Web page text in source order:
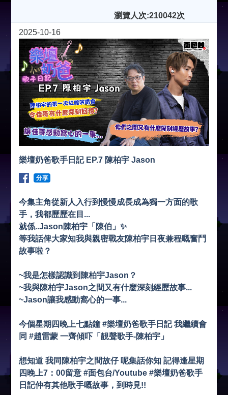
瀏覽人次:210042次
2025-10-16
樂壇奶爸歌手日記 EP.7 陳柏宇 Jason
分享
今集主角從新人入行到慢慢成長成為獨一方面的歌
手，我都歷歷在目...
就係..Jason陳柏宇「陳伯」✨
等我話俾大家知我與親密戰友陳柏宇日夜兼程嘅奮鬥
故事啦？
~我是怎樣認識到陳柏宇Jason？
~我與陳柏宇Jason之間又有什麼深刻經歷故事...
~Jason讓我感動窩心的一事...
今個星期四晚上七點鐘 #樂壇奶爸歌手日記 我繼續會
同 #趙雷蒙 一齊傾吓「靚聲歌手-陳柏宇」
想知道 我同陳柏宇之間故仔 呢集話你知 記得逢星期
四晚上7：00留意 #面包台/Youtube #樂壇奶爸歌手
日記仲有其他歌手嘅故事，到時見!!